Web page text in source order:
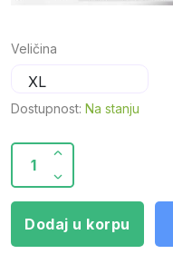
Veličina
Dostupnost: Na stanju
Dodaj u korpu